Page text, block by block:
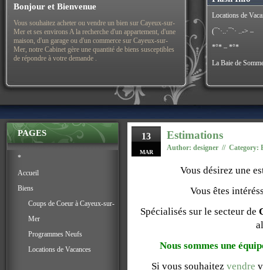
Bonjour et Bienvenue
Vous souhaitez acheter ou vendre un bien sur Cayeux-sur-
Mer et ses environs A la recherche d'un appartement, d'une
maison, d'un garage ou d'un commerce sur Cayeux-sur-
Mer, notre Cabinet gère une quantité de biens susceptibles
de répondre à votre demande .
Locations de
(¯`·..·¯`· ..-> –
*°* – *°*
La Baie de
PAGES
*
Accueil
Biens
Coups de Coeur à Cayeux-sur-
Mer
Programmes Neufs
Locations de Vacances
13
MAR
Estimations
Author: designer // Category:
Vous désirez une
Vous êtes
Spécialisés sur le secteur de
Nous sommes une
Si vous souhaitez vendre